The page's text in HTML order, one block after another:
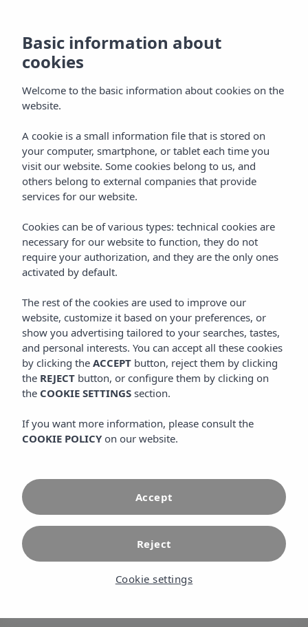
Início Contato
Contacte-nos e
Basic information about
cookies
Welcome to the basic information about cookies on the
website.
A cookie is a small information file that is stored on
your computer, smartphone, or tablet each time you
visit our website. Some cookies belong to us, and
others belong to external companies that provide
services for our website.
Cookies can be of various types: technical cookies are
necessary for our website to function, they do not
require your authorization, and they are the only ones
activated by default.
The rest of the cookies are used to improve our
website, customize it based on your preferences, or
show you advertising tailored to your searches, tastes,
and personal interests. You can accept all these cookies
by clicking the ACCEPT button, reject them by clicking
the REJECT button, or configure them by clicking on
the COOKIE SETTINGS section.
If you want more information, please consult the
COOKIE POLICY on our website.
Cookie settings
Reject
Accept